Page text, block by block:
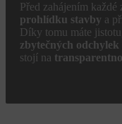
Před zahájením
prohlídku stavby a
Díky tomu máte
zbytečných
stojí na